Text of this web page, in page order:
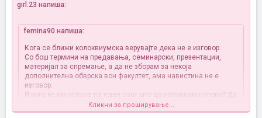
girl.23 напиша:
femina90 напиша:
Кога се ближи колоквиумска верувајте дека не е изговор.
Со бош термини на предавања, семинарски, презентации,
материјал за спремање, а да не зборам за некоја
дополнителна обврска вон факултет, ама навистина не е
изговор.
И кога ќе ми остане тој еден саат што да направам попрво? Да
поседам со моите, да се видам или слушнам со другарка, да
вежбам, да одморам малку...Освен тоа вежбањето и не е
Кликни за проширување...